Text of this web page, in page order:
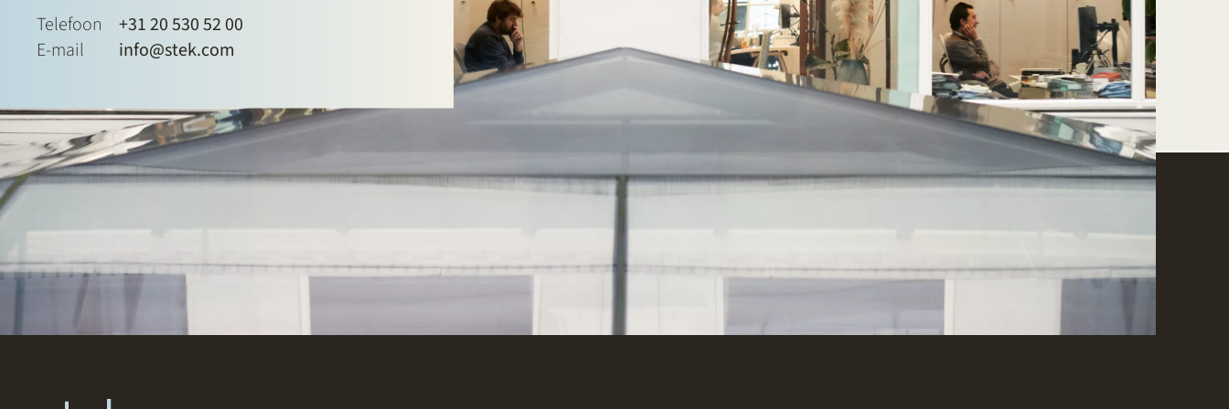
Telefoon
+31 20 530 52 00
E-mail
info@stek.com